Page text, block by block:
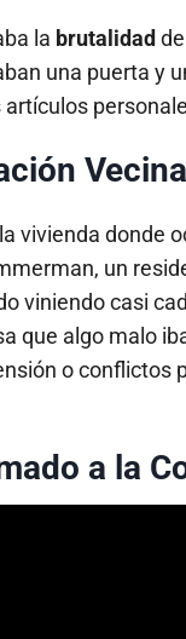
la brutalidad
una puerta y
vivienda donde
un
viniendo casi
que algo malo
o conflictos
a la